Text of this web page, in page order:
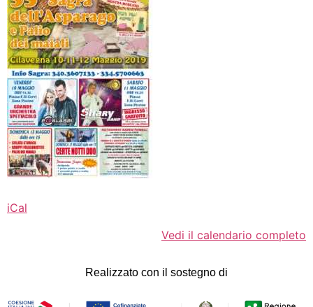
iCal
Vedi il calendario completo
Realizzato con il sostegno di